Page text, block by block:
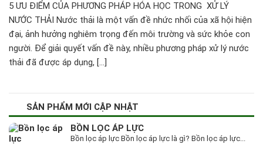
5 ƯU ĐIỂM CỦA PHƯƠNG PHÁP HÓA HỌC TRONG XỬ LÝ
NƯỚC THẢI Nước thải là một vấn đề nhức nhối của xã hội hiện
đại, ảnh hưởng nghiêm trọng đến môi trường và sức khỏe con
người. Để giải quyết vấn đề này, nhiều phương pháp xử lý nước
thải đã được áp dụng, […]
SẢN PHẨM MỚI CẬP NHẬT
BỒN LỌC ÁP LỰC
Bồn lọc áp lực Bồn lọc áp lực là gì? Bồn lọc áp lực...